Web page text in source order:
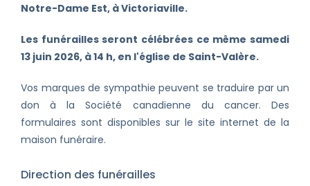
Notre-Dame Est, à Victoriaville.
Les funérailles seront célébrées ce même samedi
13 juin 2026, à 14 h, en l'église de Saint-Valère.
Vos marques de sympathie peuvent se traduire par un
don à la Société canadienne du cancer. Des
formulaires sont disponibles sur le site internet de la
maison funéraire.
Direction des funérailles